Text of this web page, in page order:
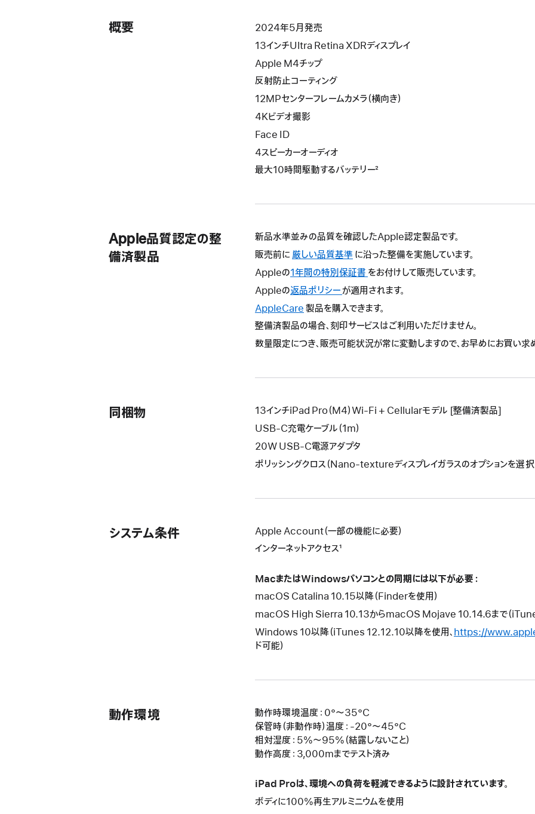
概要
2024年5月発売
13インチUltra Retina XDRディスプレイ
Apple M4チップ
反射防止コーティング
12MPセンターフレームカメラ（横向き）
4Kビデオ撮影
Face ID
4スピーカーオーディオ
最大10時間駆動するバッテリー²
Apple品質認定の整
備済製品
新品水準並みの品質を確認したApple認定製品です。
販売前に 厳しい品質基準 に沿った整備を実施しています。
Appleの1年間の特別保証書 こ
の
作
に
よ
ウ
ウ
す。
をお付けして販売しています。
Appleの返品ポリシーこ
の
操
作
に
い
ウ
イ
ド
が
き
ま
が適用されます。
AppleCare こ
の
作
よ
新
い
ウ
イ
ウ
開
き
ま
製品を購入できます。
整備済製品の場合、刻印サービスはご利用いただけません。
数量限定につき、販売可能状況が常に変動しますので、お早めにお買い求
同梱物
13インチiPad Pro（M4）Wi-Fi + Cellularモデル [整備済製品]
USB-C充電ケーブル（1m）
20W USB-C電源アダプタ
ポリッシングクロス（Nano-textureディスプレイガラスのオプションを選択
システム条件
Apple Account（一部の機能に必要）
インターネットアクセス¹
MacまたはWindowsパソコンとの同期には以下が必要：
macOS Catalina 10.15以降（Finderを使用）
macOS High Sierra 10.13からmacOS Mojave 10.14.6まで（
Windows 10以降（iTunes 12.12.10以降を使用、 https://
ド可能）
動作環境
動作時環境温度：0°〜35°C
保管時（非動作時）温度：-20°〜45°C
相対湿度：5%〜95%（結露しないこと）
動作高度：3,000mまでテスト済み
iPad Proは、環境への負荷を軽減できるように設計されています。
ボディに100%再生アルミニウムを使用